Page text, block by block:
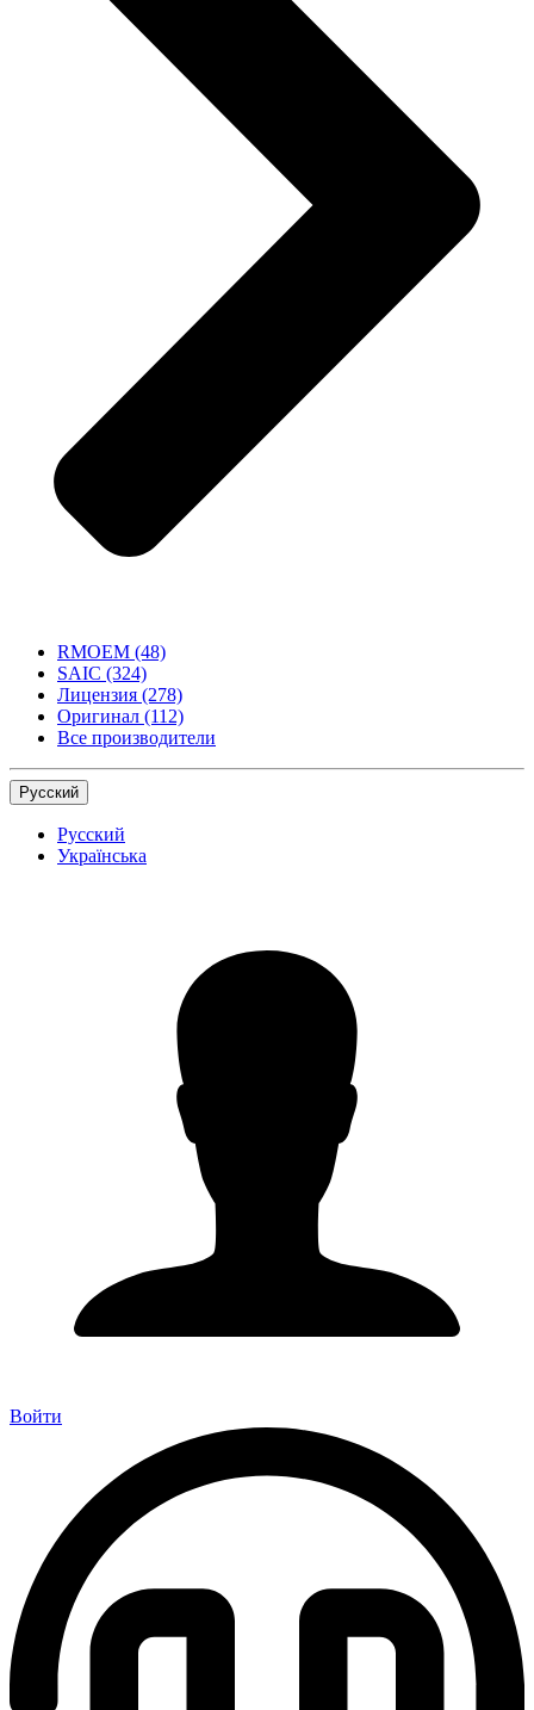
RMOEM (48)
SAIC (324)
Лицензия (278)
Оригинал (112)
Все производители
Русский
Русский
Українська
Войти